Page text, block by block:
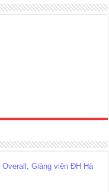
Giảng viên ĐH Hà